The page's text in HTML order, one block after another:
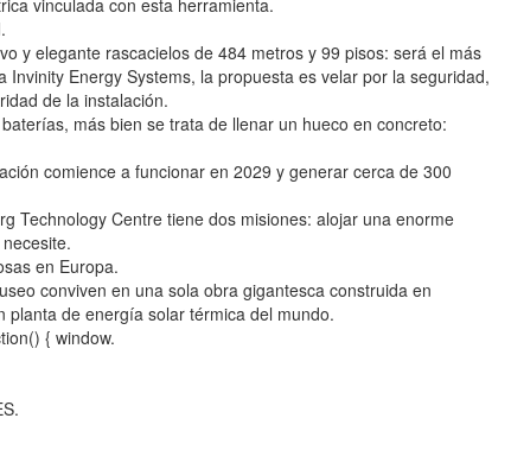
vinculada con esta herramienta.
y elegante rascacielos de 484 metros y 99 pisos: será el más
Energy Systems, la propuesta es velar por la seguridad,
de la instalación.
más bien se trata de llenar un hueco en concreto:
comience a funcionar en 2029 y generar cerca de 300
Technology Centre tiene dos misiones: alojar una enorme
en Europa.
conviven en una sola obra gigantesca construida en
planta de energía solar térmica del mundo.
{ window.